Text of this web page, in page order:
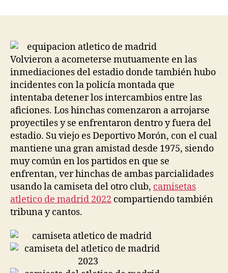
Volvieron a acometerse mutuamente en las
inmediaciones del estadio donde también hubo
incidentes con la policía montada que
intentaba detener los intercambios entre las
aficiones. Los hinchas comenzaron a arrojarse
proyectiles y se enfrentaron dentro y fuera del
estadio. Su viejo es Deportivo Morón, con el cual
mantiene una gran amistad desde 1975, siendo
muy común en los partidos en que se
enfrentan, ver hinchas de ambas parcialidades
usando la camiseta del otro club, camisetas
atletico de madrid 2022 compartiendo también
tribuna y cantos.